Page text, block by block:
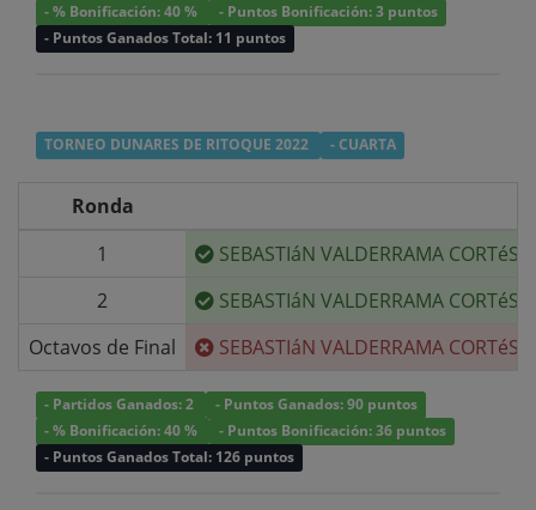
- % Bonificación: 40 %
- Puntos Bonificación: 3 puntos
- Puntos Ganados Total: 11 puntos
TORNEO DUNARES DE RITOQUE 2022 - CUARTA
Ronda
1
SEBASTIáN VALDERRAMA CORTéS
2
SEBASTIáN VALDERRAMA CORTéS
Octavos de Final
SEBASTIáN VALDERRAMA CORTéS
- Partidos Ganados: 2
- Puntos Ganados: 90 puntos
- % Bonificación: 40 %
- Puntos Bonificación: 36 puntos
- Puntos Ganados Total: 126 puntos